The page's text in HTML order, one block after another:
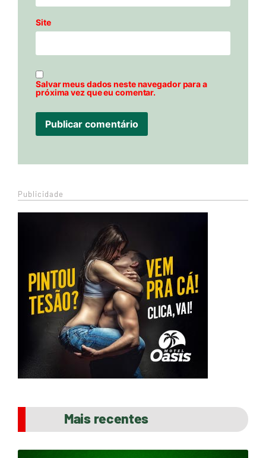
Site
Salvar meus dados neste navegador para a
próxima vez que eu comentar.
Publicidade
Mais recentes